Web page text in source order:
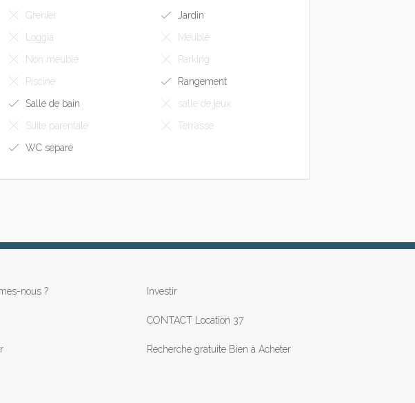
Grenier
Jardin
Loggia
Meublé
Non meublé
Parking
Piscine
Rangement
Salle de bain
salle de jeux
Suite parentale
Terrasse
WC séparé
nous ? Investir
CONTACT Location 37
Recherche gratuite Bien à Acheter